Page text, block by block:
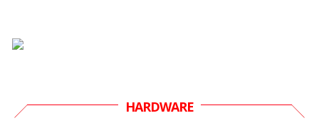
HARDWARE